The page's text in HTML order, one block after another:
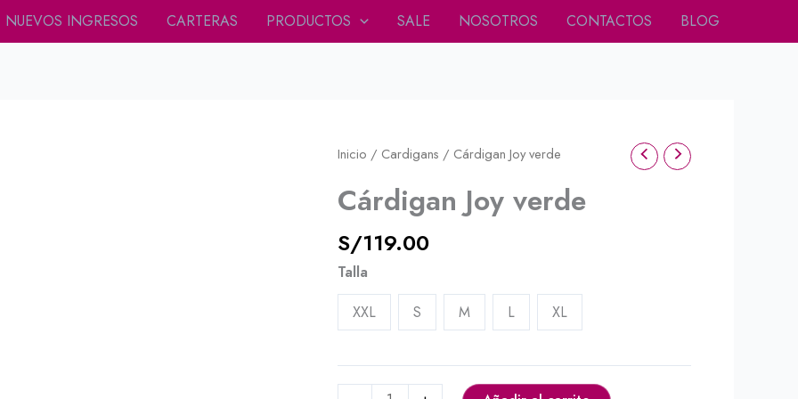
NUEVOS INGRESOS CARTERAS PRODUCTOS SALE NOSOTROS CONTACTOS BLOG
Inicio / Cardigans / Cárdigan Joy verde
Cárdigan Joy verde
S/119.00
Talla
XXL
S M L XL
Cárdigan
verde